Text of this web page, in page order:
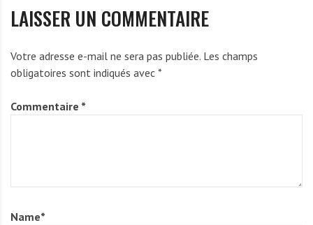
M
a
b
a
LAISSER UN COMMENTAIRE
Votre adresse e-mail ne sera pas publiée. Les champs
obligatoires sont indiqués avec *
Commentaire *
Name*